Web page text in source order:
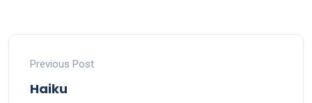
Previous Post
Haiku